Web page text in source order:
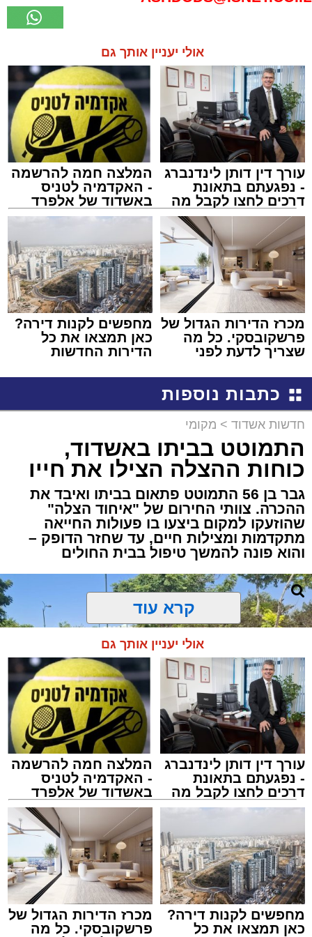
אולי יעניין אותך גם
עורך דין דותן לינדנברג
- נפגעתם בתאונת
דרכים לחצו לקבל מה
שמגיע לכם
המלצה חמה להרשמה
- האקדמיה לטניס
באשדוד של אלפרד
קריאולנסקי - לילדים
מכרז הדירות הגדול של
פרשקובסקי. כל מה
שצריך לדעת לפני
באשדוד
מחפשים לקנות דירה?
כאן תמצאו את כל
הדירות החדשות
כתבות נוספות
חדשות אשדוד > מקומי
התמוטט בביתו באשדוד,
כוחות ההצלה הצילו את חייו
גבר בן 56 התמוטט פתאום בביתו ואיבד את
ההכרה. צוותי החירום של "איחוד הצלה"
שהוזעקו למקום ביצעו בו פעולות החייאה
מתקדמות ומצילות חיים, עד שחזר הדופק –
והוא פונה להמשך טיפול בבית החולים
מערכת האתר / 15:39 07.08.26
קרא עוד
אולי יעניין אותך גם
עורך דין דותן לינדנברג
- נפגעתם בתאונת
דרכים לחצו לקבל מה
שמגיע לכם
המלצה חמה להרשמה
- האקדמיה לטניס
באשדוד של אלפרד
קריאולנסקי - לילדים
מחפשים לקנות דירה?
כאן תמצאו את כל
מכרז הדירות הגדול של
פרשקובסקי. כל מה